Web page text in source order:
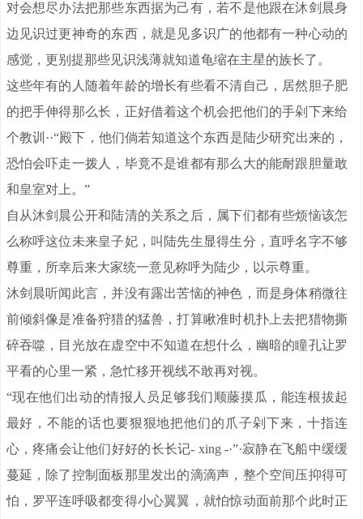
对会想尽办法把那些东西据为己有，若不是他跟在沐剑晨身
边见识过更神奇的东西，就是见多识广的他都有一种心动的
感觉，更别提那些见识浅薄就知道龟缩在主星的族长了。
这些年有的人随着年龄的增长有些看不清自己，居然胆子肥
的把手伸得那么长，正好借着这个机会把他们的手剁下来给
个教训··“殿下，他们倘若知道这个东西是陆少研究出来的，
恐怕会吓走一拨人，毕竟不是谁都有那么大的能耐跟胆量敢
和皇室对上。”
自从沐剑晨公开和陆清的关系之后，属下们都有些烦恼该怎
么称呼这位未来皇子妃，叫陆先生显得生分，直呼名字不够
尊重，所幸后来大家统一意见称呼为陆少，以示尊重。
沐剑晨听闻此言，并没有露出苦恼的神色，而是身体稍微往
前倾斜像是准备狩猎的猛兽，打算瞅准时机扑上去把猎物撕
碎吞噬，目光放在虚空中不知道在想什么，幽暗的瞳孔让罗
平看的心里一紧，急忙移开视线不敢再对视。
“现在他们出动的情报人员足够我们顺藤摸瓜，能连根拔起
最好，不能的话也要狠狠地把他们的爪子剁下来，十指连
心，疼痛会让他们好好的长长记- xing -·”·寂静在飞船中缓缓
蔓延，除了控制面板那里发出的滴滴声，整个空间压抑得可
怕，罗平连呼吸都变得小心翼翼，就怕惊动面前那个此时正